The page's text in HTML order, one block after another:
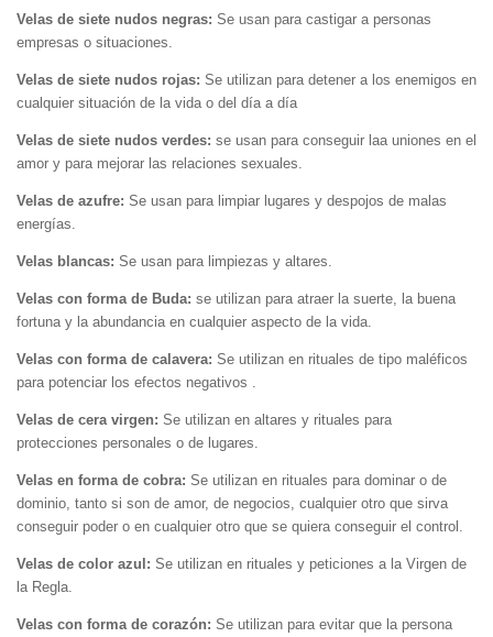
Velas de siete nudos negras: Se usan para castigar a personas
empresas o situaciones.
Velas de siete nudos rojas: Se utilizan para detener a los enemigos en
cualquier situación de la vida o del día a día
Velas de siete nudos verdes: se usan para conseguir laa uniones en el
amor y para mejorar las relaciones sexuales.
Velas de azufre: Se usan para limpiar lugares y despojos de malas
energías.
Velas blancas: Se usan para limpiezas y altares.
Velas con forma de Buda: se utilizan para atraer la suerte, la buena
fortuna y la abundancia en cualquier aspecto de la vida.
Velas con forma de calavera: Se utilizan en rituales de tipo maléficos
para potenciar los efectos negativos .
Velas de cera virgen: Se utilizan en altares y rituales para
protecciones personales o de lugares.
Velas en forma de cobra: Se utilizan en rituales para dominar o de
dominio, tanto si son de amor, de negocios, cualquier otro que sirva
conseguir poder o en cualquier otro que se quiera conseguir el control.
Velas de color azul: Se utilizan en rituales y peticiones a la Virgen de
la Regla.
Velas con forma de corazón: Se utilizan para evitar que la persona